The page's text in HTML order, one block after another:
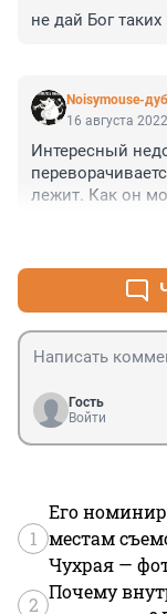
не дай Бог
Noisymouse-
16 августа
Интересный
лежит. Как он
Гость
Войти
1
Его
местам
Чухрая —
2
Почему